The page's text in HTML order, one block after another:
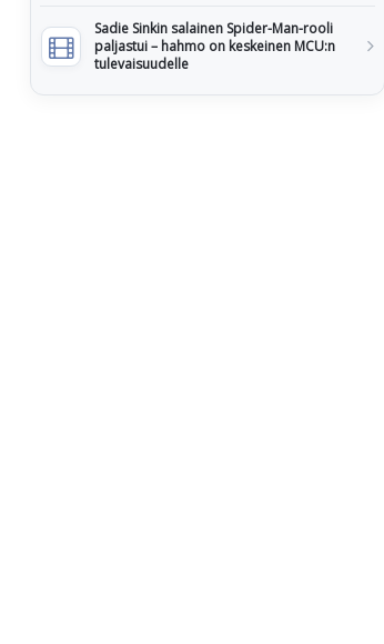
Sadie Sinkin salainen Spider-Man-rooli
paljastui – hahmo on keskeinen MCU:n
tulevaisuudelle